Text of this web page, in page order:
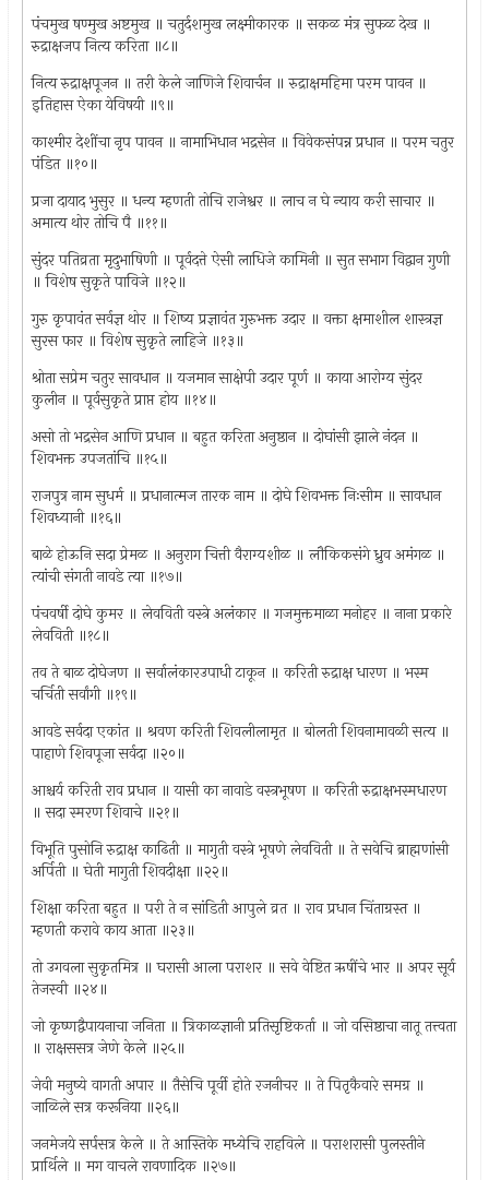
पंचमुख षण्मुख अष्टमुख ॥ चतुर्दशमुख लक्ष्मीकारक ॥ सकळ मंत्र सुफळ देख ॥
रुद्राक्षजप नित्य करिता ॥८॥
नित्य रुद्राक्षपूजन ॥ तरी केले जाणिजे शिवार्चन ॥ रुद्राक्षमहिमा परम पावन ॥
इतिहास ऐका येविषयी ॥९॥
काश्मीर देशींचा नृप पावन ॥ नामाभिधान भद्रसेन ॥ विवेकसंपन्न प्रधान ॥ परम चतुर
पंडित ॥१०॥
प्रजा दायाद भुसुर ॥ धन्य म्हणती तोचि राजेश्वर ॥ लाच न घे न्याय करी साचार ॥
अमात्य थोर तोचि पै ॥११॥
सुंदर पतिव्रता मृदुभाषिणी ॥ पूर्वदत्ते ऐसी लाधिजे कामिनी ॥ सुत सभाग विद्वान गुणी
॥ विशेष सुकृते पाविजे ॥१२॥
गुरु कृपावंत सर्वज्ञ थोर ॥ शिष्य प्रज्ञावंत गुरुभक्त उदार ॥ वक्ता क्षमाशील शास्त्रज्ञ
सुरस फार ॥ विशेष सुकृते लाहिजे ॥१३॥
श्रोता सप्रेम चतुर सावधान ॥ यजमान साक्षेपी उदार पूर्ण ॥ काया आरोग्य सुंदर
कुलीन ॥ पूर्वसुकृते प्राप्त होय ॥१४॥
असो तो भद्रसेन आणि प्रधान ॥ बहुत करिता अनुष्ठान ॥ दोघांसी झाले नंदन ॥
शिवभक्त उपजतांचि ॥१५॥
राजपुत्र नाम सुधर्म ॥ प्रधानात्मज तारक नाम ॥ दोघे शिवभक्त निःसीम ॥ सावधान
शिवध्यानी ॥१६॥
बाळे होऊनि सदा प्रेमळ ॥ अनुराग चित्ती वैराग्यशीळ ॥ लौकिकसंगे ध्रुव अमंगळ ॥
त्यांची संगती नावडे त्या ॥१७॥
पंचवर्षी दोघे कुमर ॥ लेवविती वस्त्रे अलंकार ॥ गजमुक्तमाळा मनोहर ॥ नाना प्रकारे
लेवविती ॥१८॥
तव ते बाळ दोघेजण ॥ सर्वालंकारउपाधी टाकून ॥ करिती रुद्राक्ष धारण ॥ भस्म
चर्चिती सर्वांगी ॥१९॥
आवडे सर्वदा एकांत ॥ श्रवण करिती शिवलीलामृत ॥ बोलती शिवनामावळी सत्य ॥
पाहाणे शिवपूजा सर्वदा ॥२०॥
आश्चर्य करिती राव प्रधान ॥ यासी का नावाडे वस्त्रभूषण ॥ करिती रुद्राक्षभस्मधारण
॥ सदा स्मरण शिवाचे ॥२१॥
विभूति पुसोनि रुद्राक्ष काढिती ॥ मागुती वस्त्रे भूषणे लेवविती ॥ ते सवेचि ब्राह्मणांसी
अर्पिती ॥ घेती मागुती शिवदीक्षा ॥२२॥
शिक्षा करिता बहुत ॥ परी ते न सांडिती आपुले व्रत ॥ राव प्रधान चिंताग्रस्त ॥
म्हणती करावे काय आता ॥२३॥
तो उगवला सुकृतमित्र ॥ घरासी आला पराशर ॥ सवे वेष्टित ऋषींचे भार ॥ अपर सूर्य
तेजस्वी ॥२४॥
जो कृष्णद्वैपायनाचा जनिता ॥ त्रिकाळज्ञानी प्रतिसृष्टिकर्ता ॥ जो वसिष्ठाचा नातू तत्त्वता
॥ राक्षससत्र जेणे केले ॥२५॥
जेवी मनुष्ये वागती अपार ॥ तैसेचि पूर्वी होते रजनीचर ॥ ते पितृकैवारे समग्र ॥
जाळिले सत्र करूनिया ॥२६॥
जनमेजये सर्पसत्र केले ॥ ते आस्तिके मध्येचि राहविले ॥ पराशरासी पुलस्तीने
प्रार्थिले ॥ मग वाचले रावणादिक ॥२७॥